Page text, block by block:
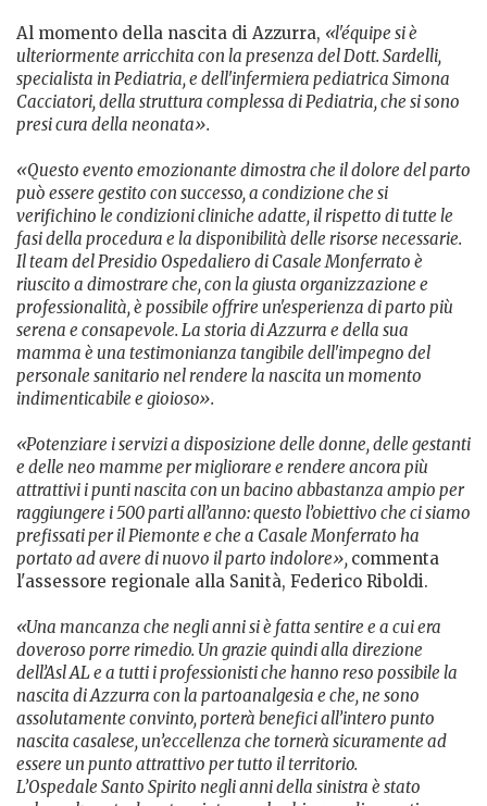
Al momento della nascita di Azzurra, «l'équipe si è
ulteriormente arricchita con la presenza del Dott. Sardelli,
specialista in Pediatria, e dell'infermiera pediatrica Simona
Cacciatori, della struttura complessa di Pediatria, che si sono
presi cura della neonata».
«Questo evento emozionante dimostra che il dolore del parto
può essere gestito con successo, a condizione che si
verifichino le condizioni cliniche adatte, il rispetto di tutte le
fasi della procedura e la disponibilità delle risorse necessarie.
Il team del Presidio Ospedaliero di Casale Monferrato è
riuscito a dimostrare che, con la giusta organizzazione e
professionalità, è possibile offrire un'esperienza di parto più
serena e consapevole. La storia di Azzurra e della sua
mamma è una testimonianza tangibile dell'impegno del
personale sanitario nel rendere la nascita un momento
indimenticabile e gioioso».
«Potenziare i servizi a disposizione delle donne, delle gestanti
e delle neo mamme per migliorare e rendere ancora più
attrattivi i punti nascita con un bacino abbastanza ampio per
raggiungere i 500 parti all’anno: questo l’obiettivo che ci siamo
prefissati per il Piemonte e che a Casale Monferrato ha
portato ad avere di nuovo il parto indolore», commenta
l'assessore regionale alla Sanità, Federico Riboldi.
«Una mancanza che negli anni si è fatta sentire e a cui era
doveroso porre rimedio. Un grazie quindi alla direzione
dell’Asl AL e a tutti i professionisti che hanno reso possibile la
nascita di Azzurra con la partoanalgesia e che, ne sono
assolutamente convinto, porterà benefici all’intero punto
nascita casalese, un’eccellenza che tornerà sicuramente ad
essere un punto attrattivo per tutto il territorio.
L’Ospedale Santo Spirito negli anni della sinistra è stato